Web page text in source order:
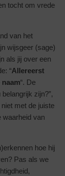
tocht om vrede
van het
wijsgeer (sage)
als jij over een
“Allereerst
“. De
zijn?”,
met de juiste
waarheid van
hoe hij
Pas als we